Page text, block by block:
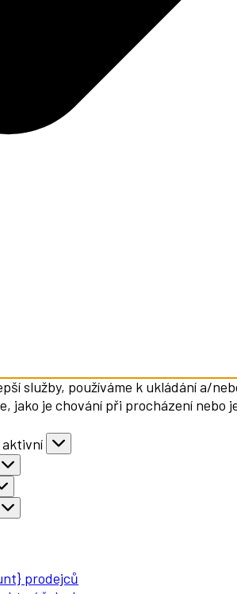
služby, používáme k ukládání a/
jako je chování při procházení
aktivní
prodejců